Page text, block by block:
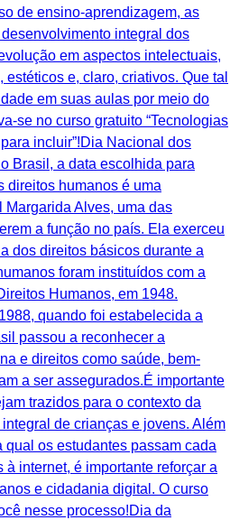
de ensino-aprendizagem, as
integral dos
em aspectos intelectuais,
e, claro, criativos. ‍Que tal
em suas aulas por meio do
se no curso gratuito “Tecnologias
incluir”!Dia Nacional dos
Brasil, a data escolhida para
direitos humanos é uma
Alves, uma das
a função no país. Ela exerceu
dos direitos básicos durante a
foram instituídos com a
Humanos, em 1948.
quando foi estabelecida a
passou a reconhecer a
e direitos como saúde, bem-
a ser assegurados.É importante
trazidos para o contexto da
de crianças e jovens. Além
os estudantes passam cada
internet, é importante reforçar a
e cidadania digital. O curso
nesse processo!Dia da